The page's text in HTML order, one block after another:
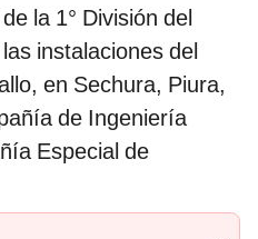
la 1° División del
instalaciones del
en Sechura, Piura,
de Ingeniería
Especial de